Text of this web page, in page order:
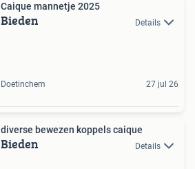
Caique mannetje 2025
Bieden Details
Doetinchem 27 jul 26
diverse bewezen koppels caique
Bieden Details